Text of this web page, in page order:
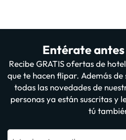
Entérate
Recibe GRATIS ofertas de
que te hacen flipar. Además
todas las novedades de
personas ya están suscritas y
tú